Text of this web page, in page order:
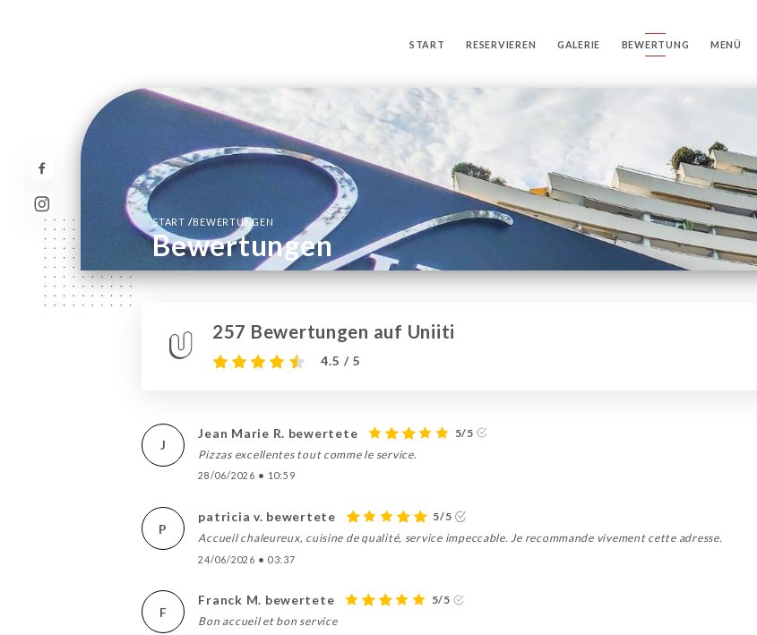
START RESERVIEREN GALERIE BEWERTUNG MENÜ
START /BEWERTUNGEN
Bewertungen
257 Bewertungen auf Uniiti
4.5 / 5
J
Jean Marie R. bewertete
5/5
Pizzas excellentes tout comme le service.
28/06/2026 • 10:59
P
patricia v. bewertete
5/5
Accueil chaleureux, cuisine de qualité, service impeccable. Je recommande vivement cette adresse.
24/06/2026 • 03:37
F
Franck M. bewertete
5/5
Bon accueil et bon service